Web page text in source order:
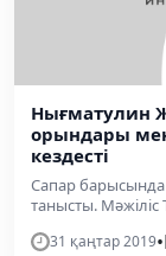
Нығматулин
орындары
кездесті
Сапар
танысты. Мәжіліс
31 қаңтар 2019•